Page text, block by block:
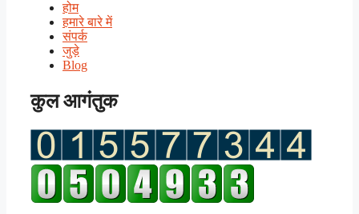
होम
हमारे बारे में
संपर्क
जुड़े
Blog
कुल आगंतुक